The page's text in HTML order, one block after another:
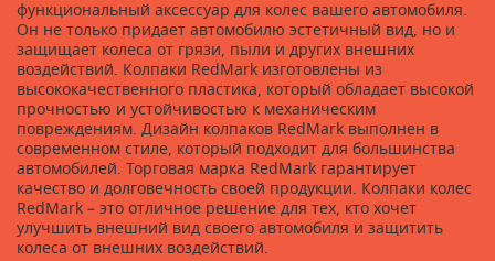
функциональный аксессуар для колес вашего автомобиля.
Он не только придает автомобилю эстетичный вид, но и
защищает колеса от грязи, пыли и других внешних
воздействий. Колпаки RedMark изготовлены из
высококачественного пластика, который обладает высокой
прочностью и устойчивостью к механическим
повреждениям. Дизайн колпаков RedMark выполнен в
современном стиле, который подходит для большинства
автомобилей. Торговая марка RedMark гарантирует
качество и долговечность своей продукции. Колпаки колес
RedMark – это отличное решение для тех, кто хочет
улучшить внешний вид своего автомобиля и защитить
колеса от внешних воздействий.